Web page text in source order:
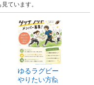
ています。
ゆるラグビー
やりたい方🙋